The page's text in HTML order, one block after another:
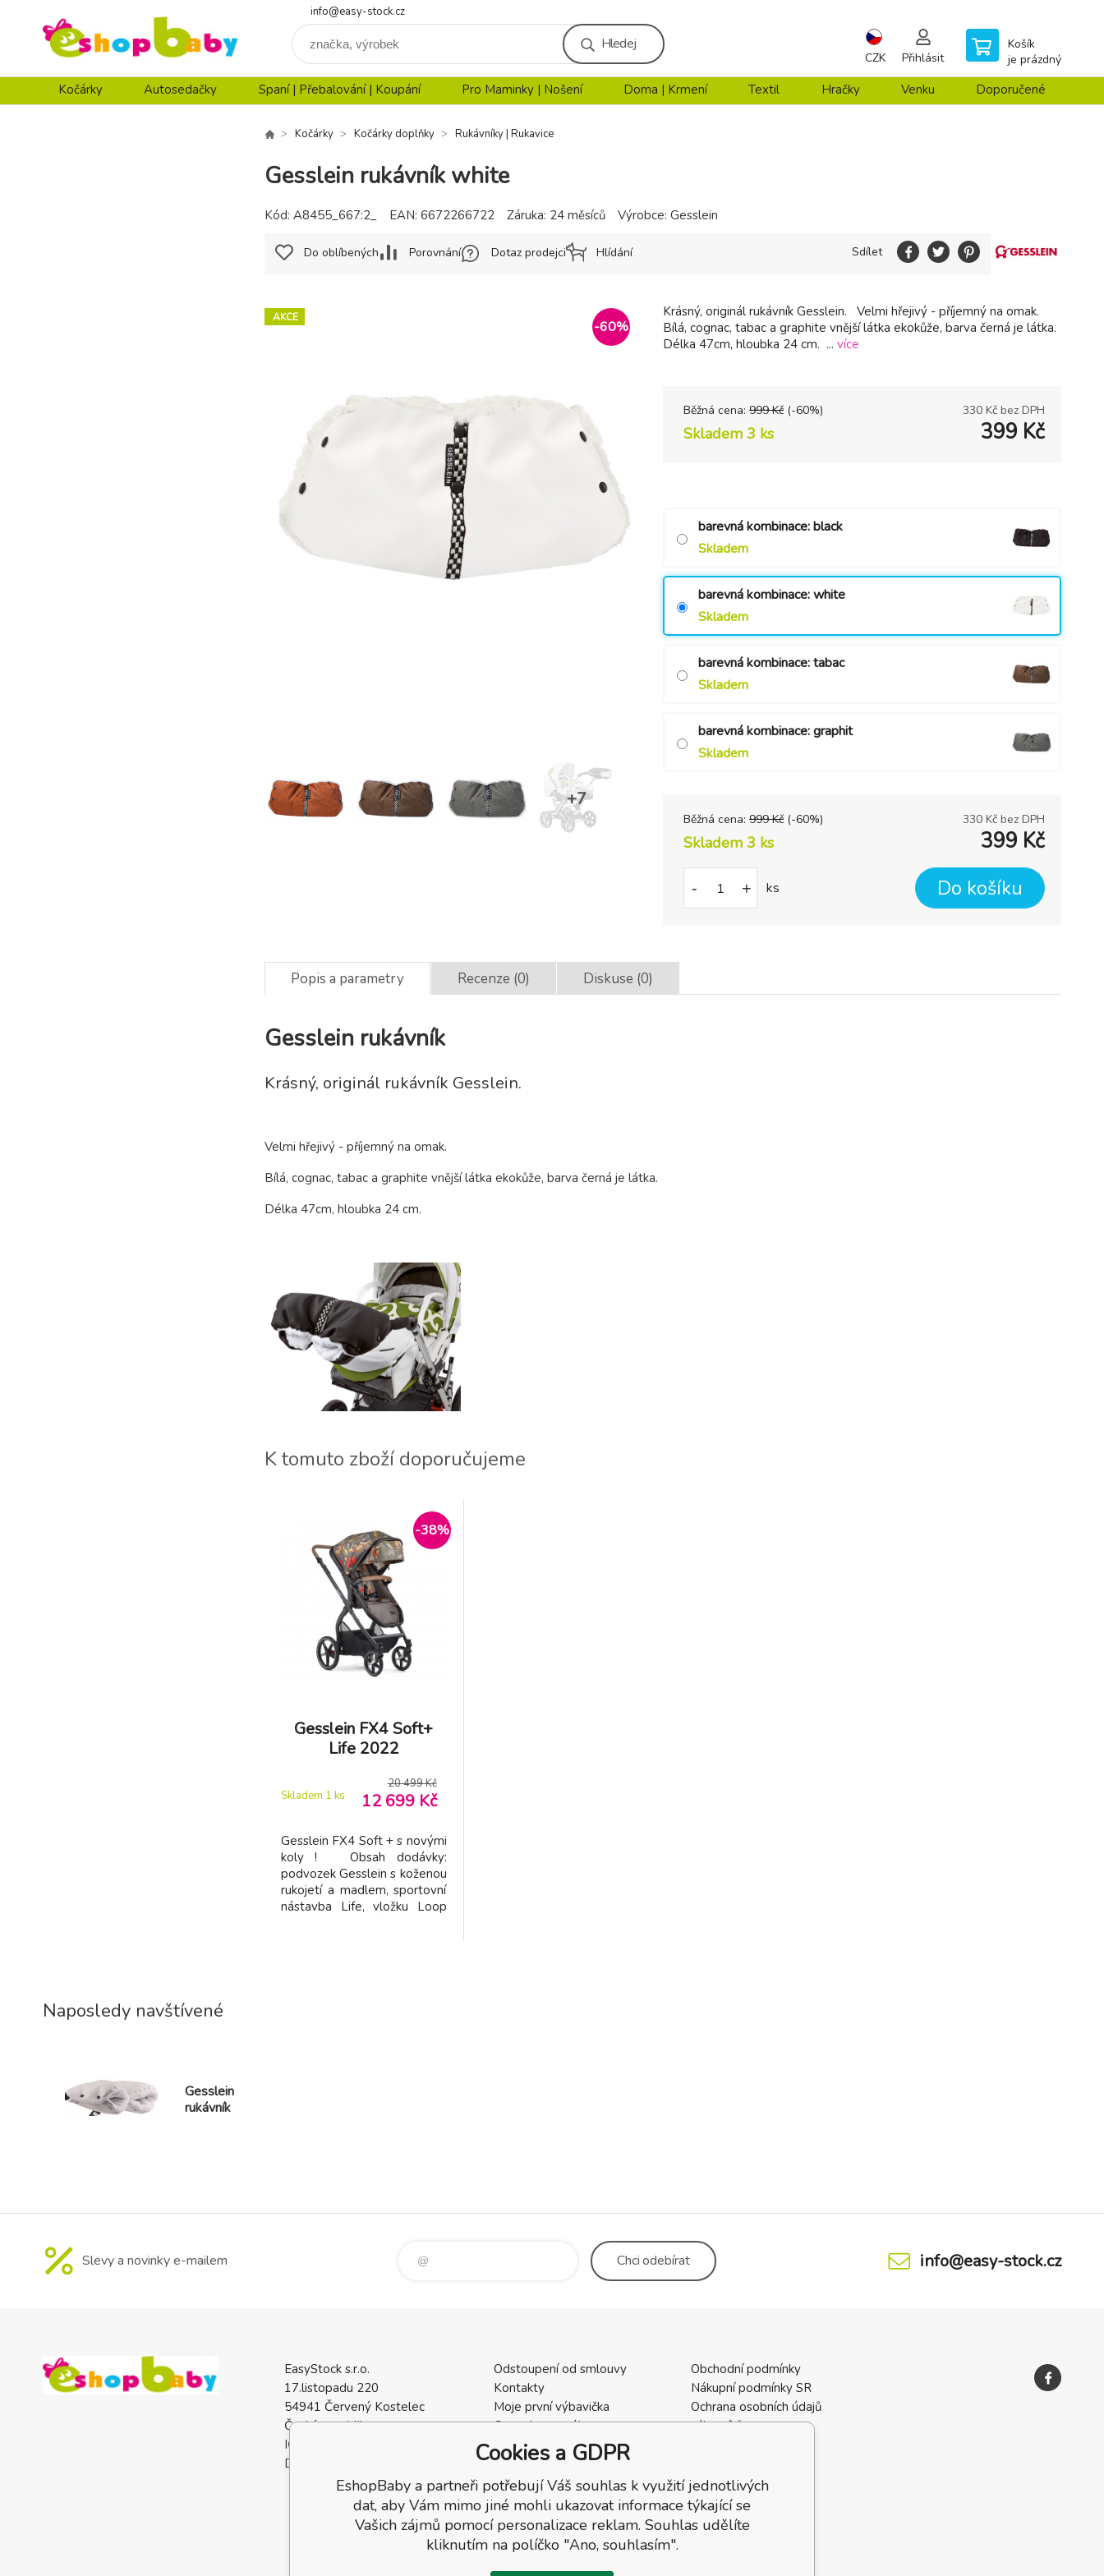
info@easy-stock.cz
Hledej
CZK Přihlásit
Košík
je prázdný
Kočárky Autosedačky Spaní | Přebalování | Koupání Pro Maminky | Nošení Doma | Krmení Textil Hračky Venku Doporučené
Kočárky Kočárky doplňky Rukávníky | Rukavice
Gesslein rukávník white
AKCE
-60%
Krásný, originál rukávník Gesslein. Velmi hřejivý - příjemný na omak.
Bílá, cognac, tabac a graphite vnější látka ekokůže, barva černá je látka.
Délka 47cm, hloubka 24 cm. ... více
Běžná cena: 999 Kč (-60%) 330 Kč bez DPH
Skladem 3 ks 399 Kč
barevná kombinace: black
Skladem
barevná kombinace: white
Skladem
barevná kombinace: tabac
Skladem
barevná kombinace: graphit
Skladem
Běžná cena: 999 Kč (-60%) 330 Kč bez DPH
Skladem 3 ks 399 Kč
- + ks Do košíku
Kód: A8455_667:2_ EAN: 6672266722 Záruka: 24 měsíců Výrobce: Gesslein
Do oblíbených Porovnání Dotaz prodejci Hlídání Sdílet
Popis a parametry Recenze (0) Diskuse (0)
Gesslein rukávník
Krásný, originál rukávník Gesslein.
Velmi hřejivý - příjemný na omak.
Bílá, cognac, tabac a graphite vnější látka ekokůže, barva černá je látka.
Délka 47cm, hloubka 24 cm.
K tomuto zboží doporučujeme
-38%
Gesslein FX4 Soft+
Life 2022
Skladem 1 ks
20 499 Kč
12 699 Kč
Gesslein FX4 Soft + s novými
koly ! Obsah dodávky:
podvozek Gesslein s koženou
rukojetí a madlem, sportovní
nástavba Life, vložku Loop
do sportovní korby,
Naposledy navštívené
Gesslein
rukávník
Slevy a novinky e-mailem Chciodebírat info@easy-stock.cz
EasyStock s.r.o.
17.listopadu 220
54941 Červený Kostelec
Česká republika
IČO: 07727402
DIČ: CZ07727402
Odstoupení od smlouvy
Kontakty
Moje první výbavička
Ceny dopravného
Vrácení zboží / Reklamace
Reklamace
Recenze
Obchodní podmínky
Nákupní podmínky SR
Ochrana osobních údajů
zákazníků
Cookies a GDPR
EshopBaby a partneři potřebují Váš souhlas k využití jednotlivých
dat, aby Vám mimo jiné mohli ukazovat informace týkající se
Vašich zájmů pomocí personalizace reklam. Souhlas udělíte
kliknutím na políčko "Ano, souhlasím".